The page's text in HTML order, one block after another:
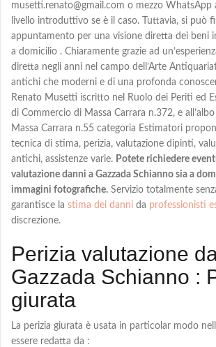
musetti.renato@gmail.com o mezzo WhatsApp
livello introduttivo se è il caso. Tuttavia, si può
appuntamento per una visione diretta dei beni
a domicilio . Chiaramente grazie ad
diretta negli anni nel campo dell’Arte
antichi che moderni e di una profonda
Renato Musetti iscritto nel Ruolo dei Periti ed
di Commercio di Massa Carrara n.372, e
Massa Carrara n.55 categoria Estimatori
tecnica di stima, perizia, valutazione dipinti,
antichi, assistenze varie. Potete richiedere
valutazione danni a Gazzada Schianno sia a
immagini fotografiche. Servizio totalmente
garantisce la stima dei danni da professionisti
discrezione.
Perizia valutazione
Gazzada Schianno :
giurata
La perizia giurata è usata in particolar modo
essere redatta da :